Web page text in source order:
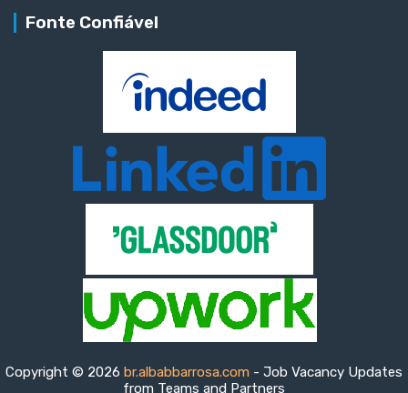
Fonte Confiável
Copyright © 2026 br.albabbarrosa.com - Job Vacancy Updates
from Teams and Partners